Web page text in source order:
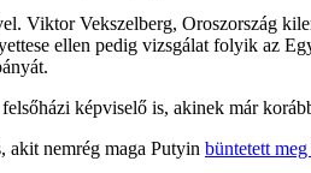
Viktor Vekszelberg, Oroszország
ellen pedig vizsgálat folyik az
képviselő is, akinek már
nemrég maga Putyin büntetett